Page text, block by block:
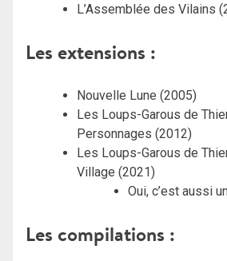
L’Assemblée des Vilains
Les extensions :
Nouvelle Lune (2005)
Les Loups-Garous de
Personnages (2012)
Les Loups-Garous de
Village (2021)
Oui, c’est aussi
Les compilations :